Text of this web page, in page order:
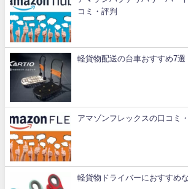
コミ・評判
軽貨物配送の台車おすすめ7選
アマゾンフレックスの口コミ
軽貨物ドライバーにおすすめ